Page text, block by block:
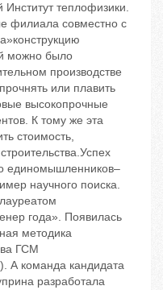
Институт теплофизики.
филиала совместно с
можно было
производстве
или плавить
высокопрочные
К тому же эта
стоимость,
единомышленников–
научного поиска.
года». Появилась
методика
ГСМ
А команда кандидата
разработала